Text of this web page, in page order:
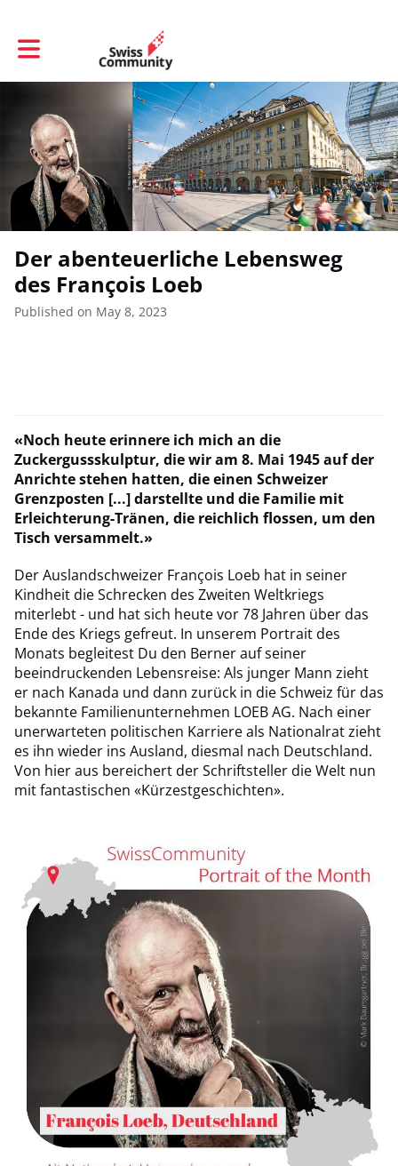
Toggle main navigation
Der abenteuerliche Lebensweg
des François Loeb
Published on May 8, 2023
«Noch heute erinnere ich mich an die
Zuckergussskulptur, die wir am 8. Mai 1945 auf der
Anrichte stehen hatten, die einen Schweizer
Grenzposten [...] darstellte und die Familie mit
Erleichterung-Tränen, die reichlich flossen, um den
Tisch versammelt.»
Der Auslandschweizer François Loeb hat in seiner
Kindheit die Schrecken des Zweiten Weltkriegs
miterlebt - und hat sich heute vor 78 Jahren über das
Ende des Kriegs gefreut. In unserem Portrait des
Monats begleitest Du den Berner auf seiner
beeindruckenden Lebensreise: Als junger Mann zieht
er nach Kanada und dann zurück in die Schweiz für das
bekannte Familienunternehmen LOEB AG. Nach einer
unerwarteten politischen Karriere als Nationalrat zieht
es ihn wieder ins Ausland, diesmal nach Deutschland.
Von hier aus bereichert der Schriftsteller die Welt nun
mit fantastischen «Kürzestgeschichten».